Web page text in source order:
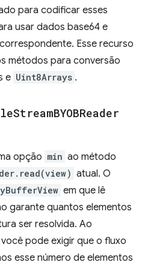
para codificar esses
usar dados base64 e
correspondente. Esse recurso
métodos para conversão
e Uint8Arrays .
StreamBYOBReader
opção min ao método
atual. O
em que lê
garante quantos elementos
ser resolvida. Ao
você pode exigir que o fluxo
esse número de elementos